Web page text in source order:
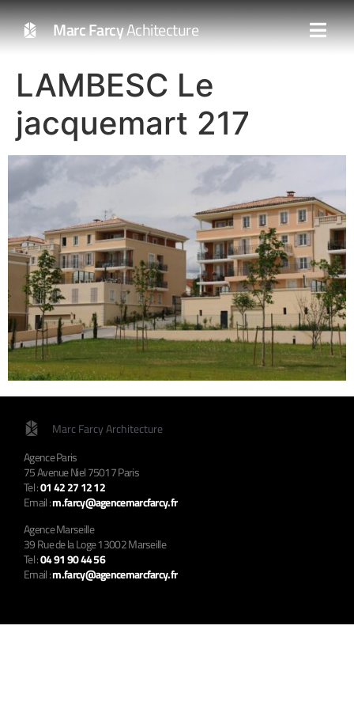
Marc FarcyAchitecture
LAMBESC Le
jacquemart 217
Marc Farcy Architecture
Agence Paris
75 Avenue Niel 75017 Paris
Tel :01 42 27 12 12
Email :m.farcy@agencemarcfarcy.fr
Agence Marseille
39 Rue de la Loge 13002 Marseille
Tel :04 91 90 44 56
Email :m.farcy@agencemarcfarcy.fr